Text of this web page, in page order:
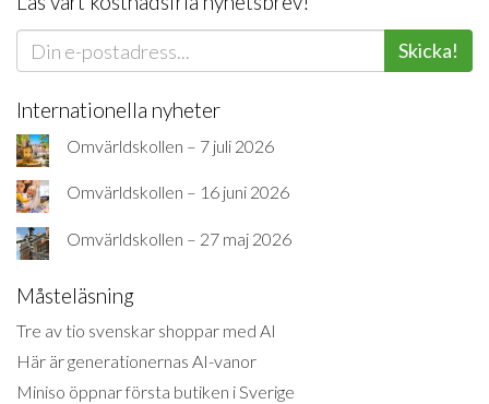
Skicka!
Internationella nyheter
Omvärldskollen – 7 juli 2026
Omvärldskollen – 16 juni 2026
Omvärldskollen – 27 maj 2026
Måsteläsning
Tre av tio svenskar shoppar med AI
Här är generationernas AI-vanor
Miniso öppnar första butiken i Sverige